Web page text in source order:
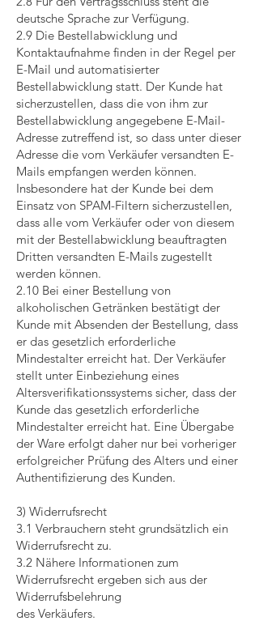
deutsche Sprache zur Verfügung.
2.9 Die Bestellabwicklung und
Kontaktaufnahme finden in der Regel per
E-Mail und automatisierter
Bestellabwicklung statt. Der Kunde hat
sicherzustellen, dass die von ihm zur
Bestellabwicklung angegebene E-Mail-
Adresse zutreffend ist, so dass unter dieser
Adresse die vom Verkäufer versandten E-
Mails empfangen werden können.
Insbesondere hat der Kunde bei dem
Einsatz von SPAM-Filtern sicherzustellen,
dass alle vom Verkäufer oder von diesem
mit der Bestellabwicklung beauftragten
Dritten versandten E-Mails zugestellt
werden können.
2.10 Bei einer Bestellung von
alkoholischen Getränken bestätigt der
Kunde mit Absenden der Bestellung, dass
er das gesetzlich erforderliche
Mindestalter erreicht hat. Der Verkäufer
stellt unter Einbeziehung eines
Altersverifikationssystems sicher, dass der
Kunde das gesetzlich erforderliche
Mindestalter erreicht hat. Eine Übergabe
der Ware erfolgt daher nur bei vorheriger
erfolgreicher Prüfung des Alters und einer
Authentifizierung des Kunden.
3) Widerrufsrecht
3.1 Verbrauchern steht grundsätzlich ein
Widerrufsrecht zu.
3.2 Nähere Informationen zum
Widerrufsrecht ergeben sich aus der
Widerrufsbelehrung
des Verkäufers.